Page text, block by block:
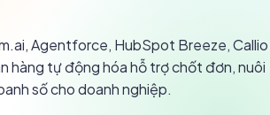
Agentforce, HubSpot Breeze, Callio
hàng tự động hóa hỗ trợ chốt đơn, nuôi
số cho doanh nghiệp.